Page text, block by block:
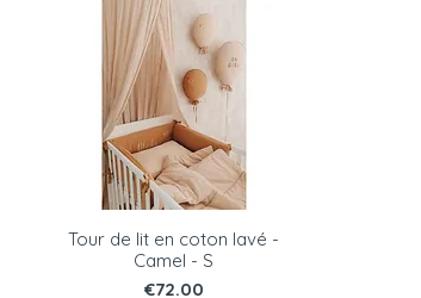
Tour de lit en coton lavé -
Camel - S
Price
€72.00